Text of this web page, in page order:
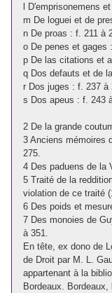
l D'emprisonemens
m De loguei et de
n De proas : f. 211 à
o De penes et gages
p De las citations et
q Dos defauts et de
r Dos juges : f. 237 à
s Dos apeus : f. 243 à
2 De la grande
3 Anciens mémoires
275.
4 Des paduens de la
5 Traité de la
violation de ce traité
6 Des poids et
7 Des monoies de
à 351.
En tête, ex dono de
de Droit par M. L.
appartenant à la
Bordeaux.